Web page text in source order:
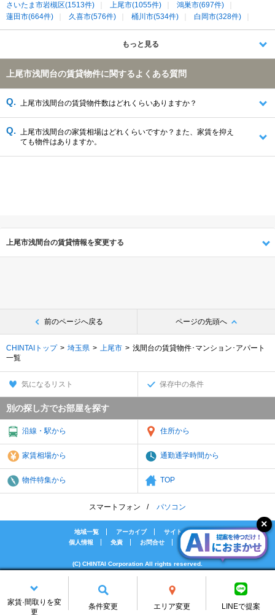
家賃·間取りを変
更
条件変更 エリア変更 LINEで提案
さいたま市岩槻区(1513件)
上尾市(1055件)
鴻巣市(697件)
蓮田市(664件)
久喜市(576件) 桶川市(534件)
白岡市(328件)
北本市(260件)
北足立郡伊奈町(191件) 比企郡川島町(51件)
もっと見る
上尾市浅間台の賃貸物件に関するよくある質問
上尾市浅間台の賃貸物件数はどれくらいありますか？
上尾市浅間台の家賃相場はどれくらいですか？また、家賃を抑え
ても物件はありますか。
上尾市浅間台の賃貸情報を変更する
前のページへ戻る ページの先頭へ
CHINTAIトップ 埼玉県 上尾市
浅間台の賃貸物件･マンション･アパート
一覧
気になるリスト 保存中の条件
別の探し方でお部屋を探す
沿線・駅から 住所から
家賃相場から 通勤通学時間から
物件特集から TOP
スマートフォン パソコン
地域一覧 アーカイブ
サイトマップ
個人情報
免責 お問合せ 会社案内
(C) CHINTAI Corporation All rights reserved.
[PR]賃貸物件の疑問解決！教えてエイブルAGENT
[PR]賃貸生活の工夫を紹介！CHINTAI情報局
[PR]女性の賃貸生活を応援！Woman.CHINTAI